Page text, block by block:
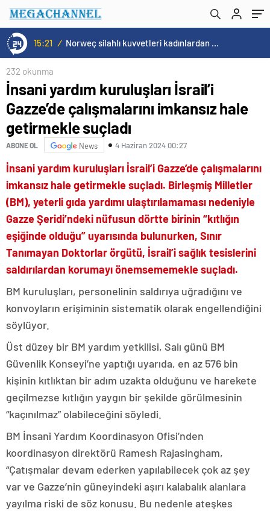
15:21 / Norweç silahlı kuvvetleri kadınlardan oluşan özel kuvvetler eğitimlerini başlattı.
suçladı
232 okunma
İnsani yardım kuruluşları İsrail’i
Gazze’de çalışmalarını imkansız hale
getirmekle suçladı
ABONE OL News 4 Haziran 2024 00:27
İnsani yardım kuruluşları İsrail’i Gazze’de çalışmalarını
imkansız hale getirmekle suçladı. Birleşmiş Milletler
(BM), yeterli gıda yardımı ulaştırılamaması nedeniyle
Gazze Şeridi’ndeki nüfusun dörtte birinin “kıtlığın
eşiğinde olduğu” uyarısında bulunurken, Sınır
Tanımayan Doktorlar örgütü, İsrail’i sağlık tesislerini
saldırılardan korumayı önemsememekle suçladı.
BM kuruluşları, personelinin saldırıya uğradığını ve
konvoyların erişiminin sistematik olarak engellendiğini
söylüyor.
Üst düzey bir BM yardım yetkilisi, Salı günü BM
Güvenlik Konseyi’ne yaptığı uyarıda, en az 576 bin
kişinin kıtlıktan bir adım uzakta olduğunu ve harekete
geçilmezse kıtlığın yaygın bir şekilde görülmesinin
“kaçınılmaz” olabileceğini söyledi.
BM İnsani Yardım Koordinasyon Ofisi’nden
koordinasyon direktörü Ramesh Rajasingham,
“Çatışmalar devam ederken yapılabilecek çok az şey
var ve Gazze’nin güneyindeki aşırı kalabalık alanlara
yayılma riski de söz konusu. Bu nedenle ateşkes